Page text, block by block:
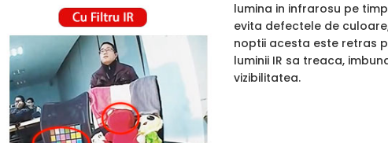
lumina in infrarosu pe
evita defectele de
noptii acesta este retras
luminii IR sa treaca,
vizibilitatea.